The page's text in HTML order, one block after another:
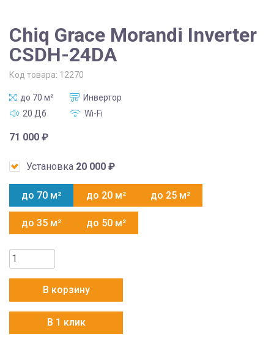
Chiq Grace Morandi Inverter
CSDH-24DA
Код товара: 12270
до 70 м²
Инвертор
20 Дб
Wi-Fi
71 000 ₽
Установка 20 000 ₽
до 70 м² до 20 м² до 25 м²
до 35 м² до 50 м²
Количество
товара
Grace
Morandi
В корзину
В 1 клик